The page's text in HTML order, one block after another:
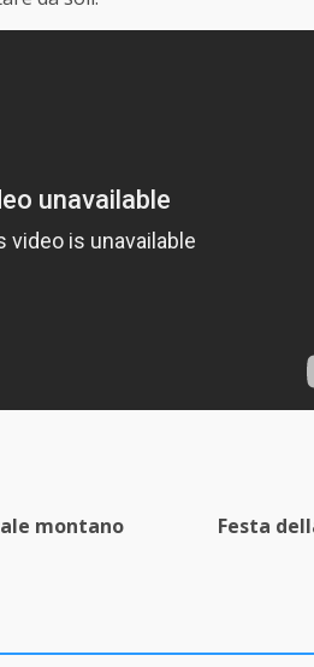
montano
Festa